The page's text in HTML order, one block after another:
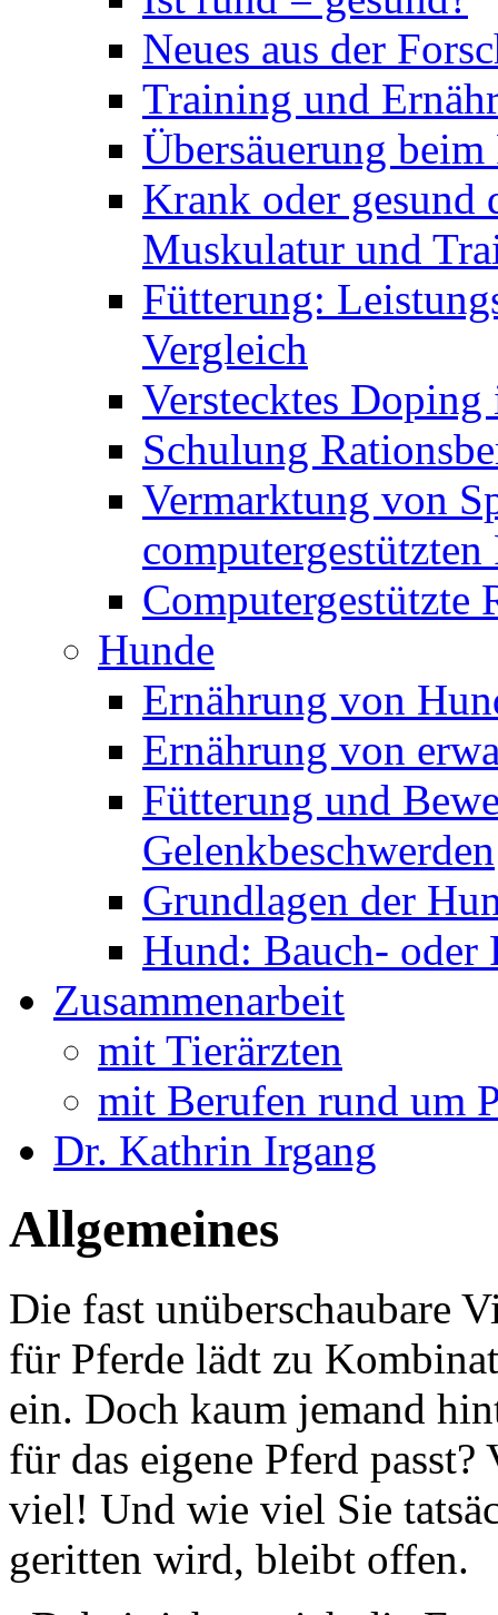
Neues aus der
Training und
Übersäuerung beim
Krank oder gesund
Muskulatur und
Fütterung:
Vergleich
Verstecktes
Schulung
Vermarktung von
Computergestützte
Hunde
Ernährung von
Ernährung von
Fütterung und
Gelenkbeschwerden
Grundlagen der
Hund: Bauch- oder
Zusammenarbeit
mit Tierärzten
mit Berufen rund um
Dr. Kathrin Irgang
Allgemeines
Die fast unüberschaubare
für Pferde lädt zu
ein. Doch kaum jemand
für das eigene Pferd
viel! Und wie viel Sie
geritten wird, bleibt offen.